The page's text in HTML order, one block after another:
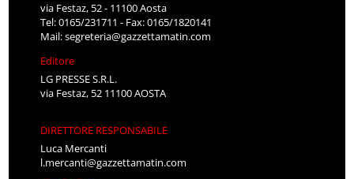
via Festaz, 52 - 11100 Aosta
Tel: 0165/231711 - Fax: 0165/1820141
Mail:segreteria@gazzettamatin.com
Editore
LG PRESSE S.R.L.
via Festaz, 52 11100 AOSTA
DIRETTORE RESPONSABILE
Luca Mercanti
l.mercanti@gazzettamatin.com